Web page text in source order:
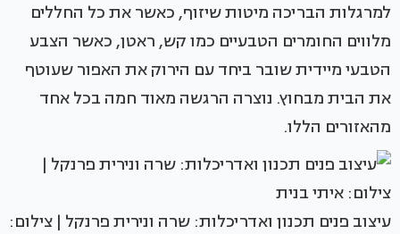
למרגלות הבריכה מיטות שיזוף, כאשר את כל החללים
מלווים החומרים הטבעיים כמו קש, ראטן, כאשר הצבע
הטבעי מיידית שובר ביחד עם הירוק את האפור שעוטף
את הבית מבחוץ. נוצרה הרגשה מאוד חמה בכל אחד
מהאזורים הללו.
עיצוב פנים תכנון ואדריכלות: שרה ונירית פרנקל | צילום: